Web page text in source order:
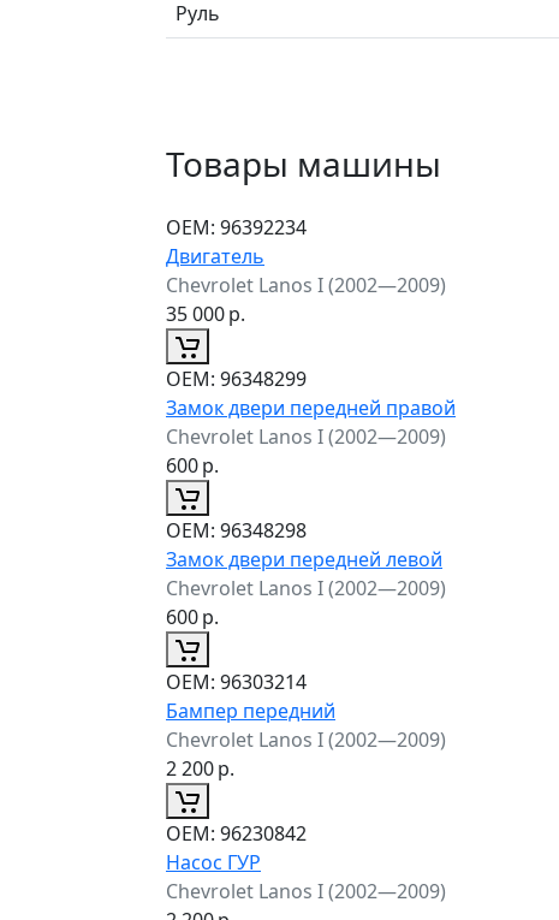
Руль
Товары машины
ОЕМ: 96392234
Двигатель
Chevrolet Lanos I (2002—2009)
35 000р.
ОЕМ: 96348299
Замок двери передней правой
Chevrolet Lanos I (2002—2009)
600р.
ОЕМ: 96348298
Замок двери передней левой
Chevrolet Lanos I (2002—2009)
600р.
ОЕМ: 96303214
Бампер передний
Chevrolet Lanos I (2002—2009)
2 200р.
ОЕМ: 96230842
Насос ГУР
Chevrolet Lanos I (2002—2009)